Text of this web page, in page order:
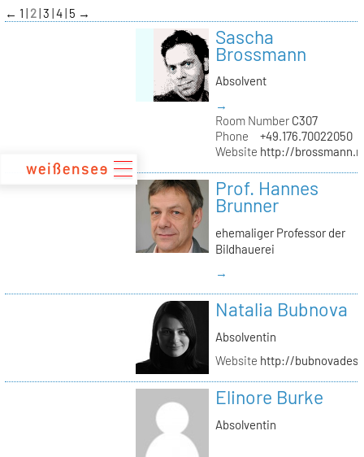
zum
Inhalt
← 1 2 3 4 5 →
Sascha
Brossmann
Absolvent
→
Room NumberC307
Phone
+49.176.70022050
Website http://
Prof. Hannes
Brunner
ehemaliger Professor der
Bildhauerei
→
Natalia Bubnova
Absolventin
Website http://
Elinore Burke
Absolventin